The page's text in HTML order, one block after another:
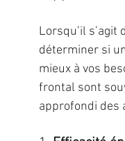
Lorsqu’il s’agit
déterminer si
mieux à vos
frontal sont
approfondi des